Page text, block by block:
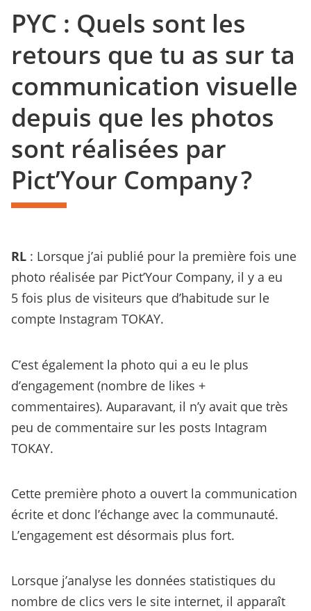
PYC : Quels sont les
retours que tu as sur ta
communication visuelle
depuis que les photos
sont réalisées par
Pict’Your Company ?
RL : Lorsque j’ai publié pour la première fois une
photo réalisée par Pict’Your Company, il y a eu
5 fois plus de visiteurs que d’habitude sur le
compte Instagram TOKAY.
C’est également la photo qui a eu le plus
d’engagement (nombre de likes +
commentaires). Auparavant, il n’y avait que très
peu de commentaire sur les posts Intagram
TOKAY.
Cette première photo a ouvert la communication
écrite et donc l’échange avec la communauté.
L’engagement est désormais plus fort.
Lorsque j’analyse les données statistiques du
nombre de clics vers le site internet, il apparaît